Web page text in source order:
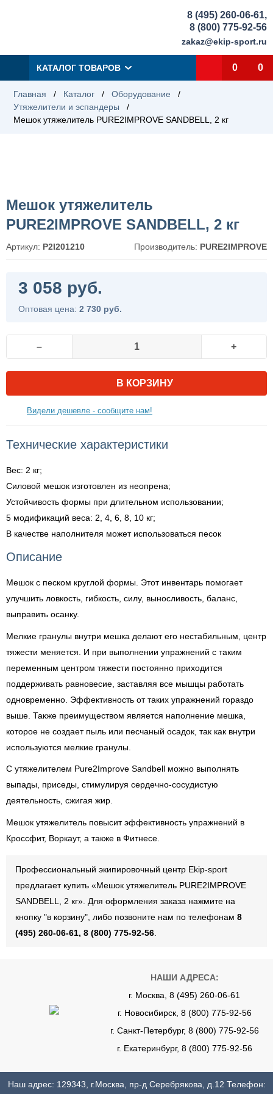
8 (495) 260-06-61,
8 (800) 775-92-56
zakaz@ekip-sport.ru
КАТАЛОГ ТОВАРОВ 0 0
Главная / Каталог / Оборудование
/
Утяжелители и эспандеры
/
Мешок утяжелитель PURE2IMPROVE SANDBELL, 2 кг
Мешок утяжелитель
PURE2IMPROVE SANDBELL, 2 кг
Артикул: P2I201210 Производитель: PURE2IMPROVE
3 058 руб.
Оптовая цена: 2 730 руб.
– +
В КОРЗИНУ
Видели дешевле - сообщите нам!
Технические характеристики
Вес: 2 кг;
Силовой мешок изготовлен из неопрена;
Устойчивость формы при длительном использовании;
5 модификаций веса: 2, 4, 6, 8, 10 кг;
В качестве наполнителя может использоваться песок
Описание
Мешок с песком круглой формы. Этот инвентарь помогает
улучшить ловкость, гибкость, силу, выносливость, баланс,
выправить осанку.
Мелкие гранулы внутри мешка делают его нестабильным, центр
тяжести меняется. И при выполнении упражнений с таким
переменным центром тяжести постоянно приходится
поддерживать равновесие, заставляя все мышцы работать
одновременно. Эффективность от таких упражнений гораздо
выше. Также преимуществом является наполнение мешка,
которое не создает пыль или песчаный осадок, так как внутри
используются мелкие гранулы.
C утяжелителем Pure2Improve Sandbell можно выполнять
выпады, приседы, cтимулируя сердечно-сосудистую
деятельность, сжигая жир.
Мешок утяжелитель повысит эффективность упражнений в
Кроссфит, Воркаут, а также в Фитнесе.
Профессиональный экипировочный центр Ekip-sport
предлагает купить «Мешок утяжелитель PURE2IMPROVE
SANDBELL, 2 кг». Для оформления заказа нажмите на
кнопку "в корзину", либо позвоните нам по телефонам 8
(495) 260-06-61, 8 (800) 775-92-56
НАШИ АДРЕСА:
г. Москва, 8 (495) 260-06-61
г. Новосибирск, 8 (800) 775-92-56
г. Санкт-Петербург, 8 (800) 775-92-56
г. Екатеринбург, 8 (800) 775-92-56
Наш адрес: 129343, г.Москва, пр-д Серебрякова, д.12 Телефон: